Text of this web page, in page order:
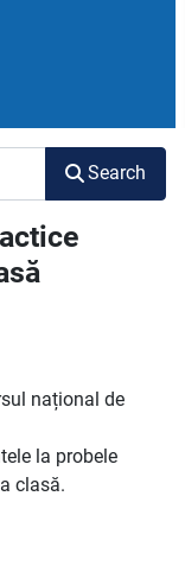
Search
național de
la probele
clasă.